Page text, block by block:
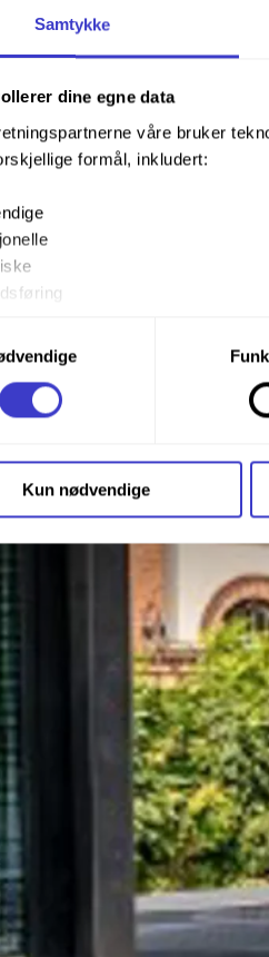
Samtykke
dine egne data
våre bruker
formål, inkludert:
«Godta alle» gir du din
avmerkingsboksen under
mer om hvordan vi bruker
på vår side
Kun nødvendige